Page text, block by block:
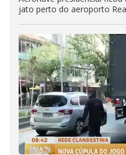
jato perto do aeroporto